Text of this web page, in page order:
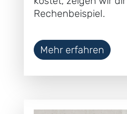
Rechenbeispiel.
Mehr erfahren